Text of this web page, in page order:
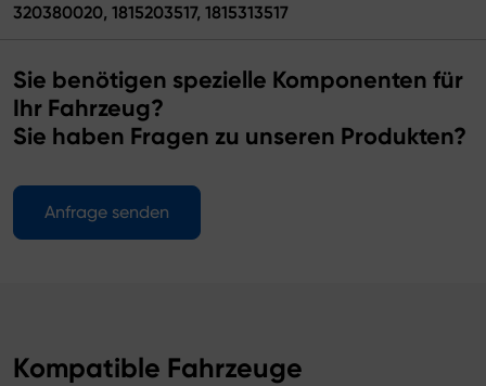
320380020, 1815203517, 1815313517
Sie benötigen spezielle Komponenten für
Ihr Fahrzeug?
Sie haben Fragen zu unseren Produkten?
Anfrage senden
Kompatible Fahrzeuge